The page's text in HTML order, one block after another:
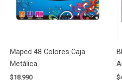
Maped 48 Colores Caja
Metálica
$18.990 $